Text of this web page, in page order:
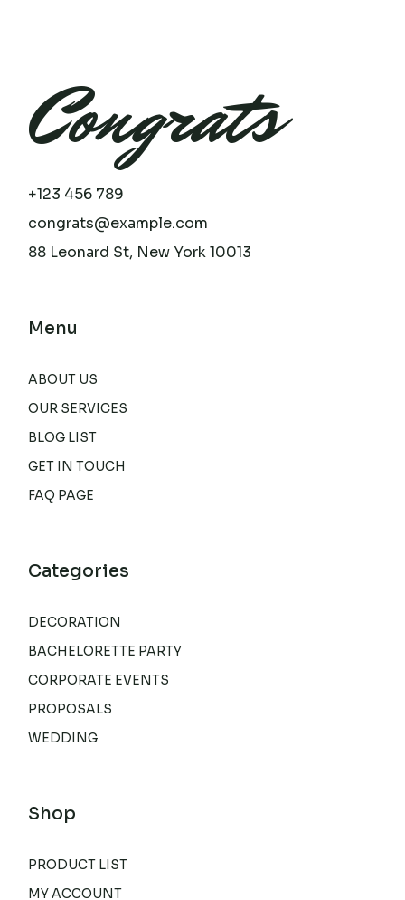
Congrats
+123 456 789
congrats@example.com
88 Leonard St, New York 10013
Menu
ABOUT US
OUR SERVICES
BLOG LIST
GET IN TOUCH
FAQ PAGE
Categories
DECORATION
BACHELORETTE PARTY
CORPORATE EVENTS
PROPOSALS
WEDDING
Shop
PRODUCT LIST
MY ACCOUNT